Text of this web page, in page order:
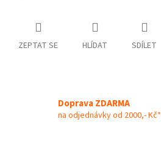
ZEPTAT SE HLÍDAT SDÍLET
Doprava ZDARMA
na odjednávky od 2000,- Kč*